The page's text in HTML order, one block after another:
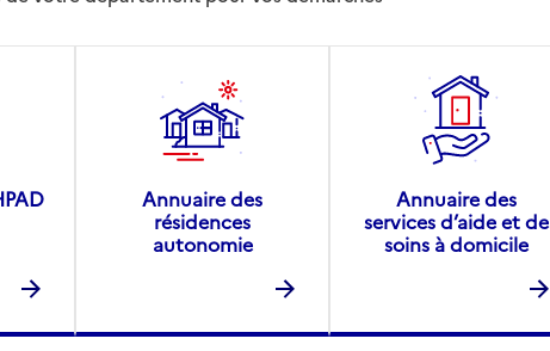
Annuaire des
résidences
autonomie
Annuaire des
services d’aide et de
soins à domicile